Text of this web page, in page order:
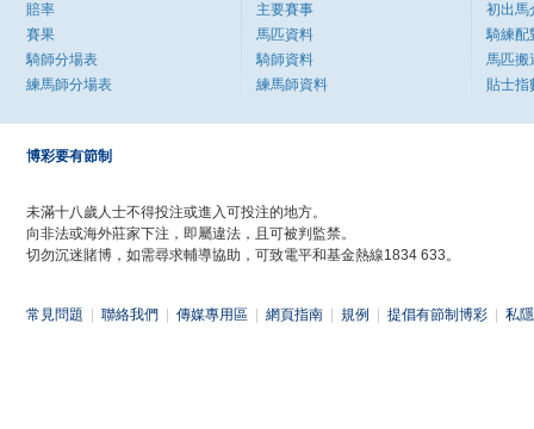
賠率
賽果
騎師分場表
練馬師分場表
主要賽事
馬匹資料
騎師資料
練馬師資料
初出馬
騎練配
馬匹搬
貼士指
博彩要有節制
未滿十八歲人士不得投注或進入可投注的地方。
向非法或海外莊家下注，即屬違法，且可被判監禁。
切勿沉迷賭博，如需尋求輔導協助，可致電平和基金熱線1834 633。
常見問題 聯絡我們 傳媒專用區 網頁指南 規例 提倡有節制博彩 私